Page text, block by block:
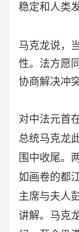
稳定和人类
马克龙说，
性。法方愿
协商解决冲
对中法元首
总统马克龙
围中收尾。
如画卷的都
主席与夫人
讲解。马克